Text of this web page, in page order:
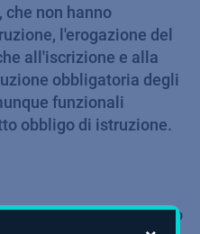
che non hanno
l'erogazione del
all'iscrizione e alla
obbligatoria degli
funzionali
obbligo di istruzione.
"casi speciali" rilasciato